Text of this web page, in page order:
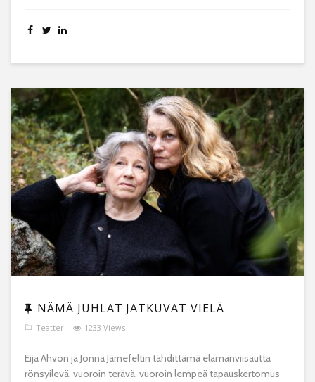
NÄMÄ JUHLAT JATKUVAT VIELÄ
Teatteri 1233 Views
Eija Ahvon ja Jonna Järnefeltin tähdittämä elämänviisautta
rönsyilevä, vuoroin terävä, vuoroin lempeä tapauskertomus